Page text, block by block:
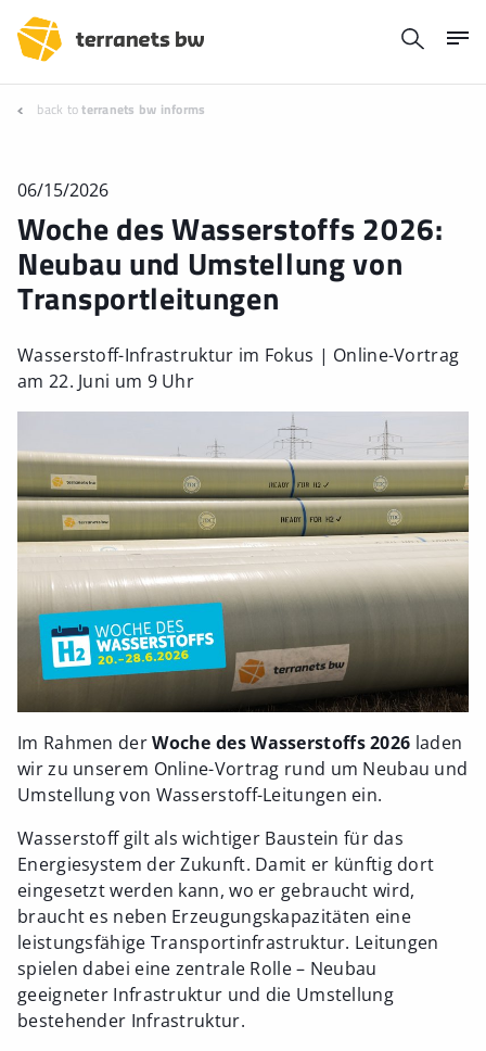
back toterranets bw informs
06/15/2026
Woche des Wasserstoffs 2026:
Neubau und Umstellung von
Transportleitungen
Wasserstoff-Infrastruktur im Fokus | Online-Vortrag
am 22. Juni um 9 Uhr
Im Rahmen derWoche des Wasserstoffs 2026 laden
wir zu unserem Online-Vortrag rund um Neubau und
Umstellung von Wasserstoff-Leitungen ein.
Wasserstoff gilt als wichtiger Baustein für das
Energiesystem der Zukunft. Damit er künftig dort
eingesetzt werden kann, wo er gebraucht wird,
braucht es neben Erzeugungskapazitäten eine
leistungsfähige Transportinfrastruktur. Leitungen
spielen dabei eine zentrale Rolle – Neubau
geeigneter Infrastruktur und die Umstellung
bestehender Infrastruktur.